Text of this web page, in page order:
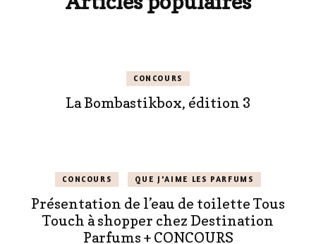
CONCOURS
La Bombastikbox, édition 3
CONCOURS QUE J'AIME LES PARFUMS
Présentation de l’eau de toilette Tous
Touch à shopper chez Destination
Parfums + CONCOURS